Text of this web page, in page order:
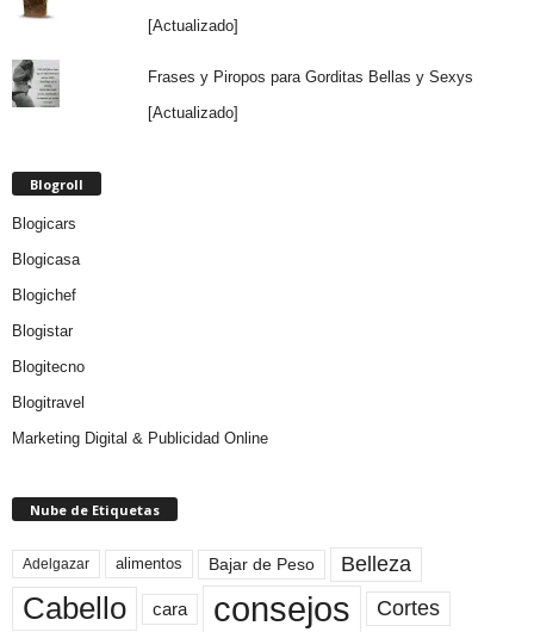
[Actualizado]
Frases y Piropos para Gorditas Bellas y Sexys
[Actualizado]
Blogroll
Blogicars
Blogicasa
Blogichef
Blogistar
Blogitecno
Blogitravel
Marketing Digital & Publicidad Online
Nube de Etiquetas
Adelgazar alimentos Bajar de Peso Belleza
Cabello cara consejos Cortes